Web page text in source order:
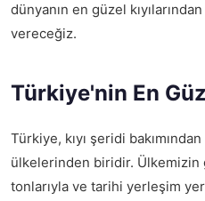
dünyanın en güzel
vereceğiz.
Türkiye'nin En
Türkiye, kıyı şeridi
ülkelerinden biridir. Ülkemizin
tonlarıyla ve tarihi yerleşim